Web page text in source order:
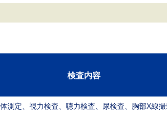
検査内容
測定、視力検査、聴力検査、尿検査、胸部X線